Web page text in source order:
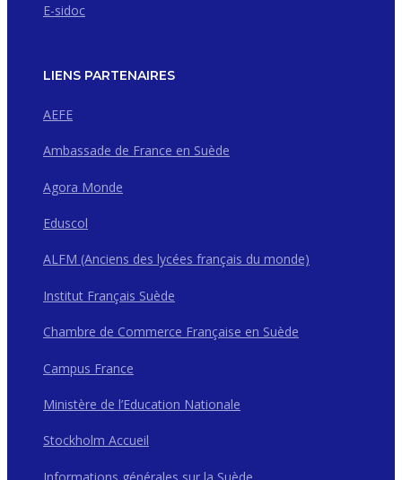
E-sidoc
LIENS PARTENAIRES
AEFE
Ambassade de France en Suède
Agora Monde
Eduscol
ALFM (Anciens des lycées français du monde)
Institut Français Suède
Chambre de Commerce Française en Suède
Campus France
Ministère de l’Education Nationale
Stockholm Accueil